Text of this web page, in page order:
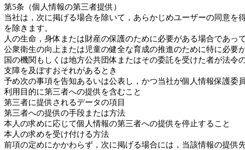
第5条（個人情報の第三者提供）
当社は，次に掲げる場合を除いて，あらかじめユーザーの同意
を除きます。
人の生命，身体または財産の保護のために必要がある場合であっ
公衆衛生の向上または児童の健全な育成の推進のために特に必要
国の機関もしくは地方公共団体またはその委託を受けた者が法
支障を及ぼすおそれがあるとき
予め次の事項を告知あるいは公表し，かつ当社が個人情報保護委
利用目的に第三者への提供を含むこと
第三者に提供されるデータの項目
第三者への提供の手段または方法
本人の求めに応じて個人情報の第三者への提供を停止すること
本人の求めを受け付ける方法
前項の定めにかかわらず，次に掲げる場合には，当該情報の提供